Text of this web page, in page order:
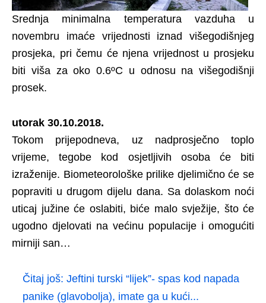
Srednja minimalna temperatura vazduha u
novembru imaće vrijednosti iznad višegodišnjeg
prosjeka, pri čemu će njena vrijednost u prosjeku
biti viša za oko 0.6ºC u odnosu na višegodišnji
prosek.
utorak 30.10.2018.
Tokom prijepodneva, uz nadprosječno toplo
vrijeme, tegobe kod osjetljivih osoba će biti
izraženije. Biometeorološke prilike djelimično će se
popraviti u drugom dijelu dana. Sa dolaskom noći
uticaj južine će oslabiti, biće malo svježije, što će
ugodno djelovati na većinu populacije i omogućiti
mirniji san…
Čitaj još: Jeftini turski “lijek”- spas kod napada
panike (glavobolja), imate ga u kući...